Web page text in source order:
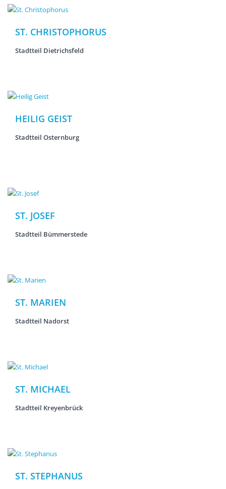
ST. CHRISTOPHORUS
Stadtteil Dietrichsfeld
HEILIG GEIST
Stadtteil Osternburg
ST. JOSEF
Stadtteil Bümmerstede
ST. MARIEN
Stadtteil Nadorst
ST. MICHAEL
Stadtteil Kreyenbrück
ST. STEPHANUS